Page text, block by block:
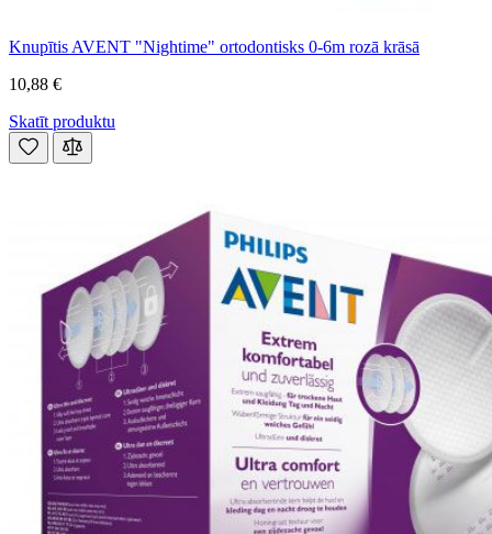
Knupītis AVENT "Nightime" ortodontisks 0-6m rozā krāsā
10,88 €
Skatīt produktu